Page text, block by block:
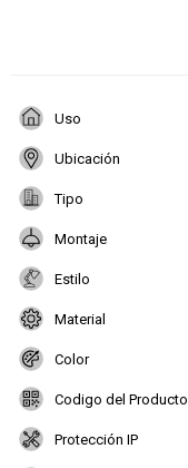
Uso
Ubicación
Tipo
Montaje
Estilo
Material
Color
Codigo del Producto
Protección IP